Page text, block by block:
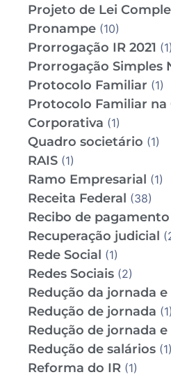
Projeto de Lei
Pronampe (10)
Prorrogação IR 2021 (1)
Prorrogação Simples
Protocolo Familiar (1)
Protocolo Familiar na
Corporativa (1)
Quadro societário (1)
RAIS (1)
Ramo Empresarial (1)
Receita Federal (38)
Recibo de pagamento
Recuperação judicial
Rede Social (1)
Redes Sociais (2)
Redução da jornada e
Redução de jornada (1)
Redução de jornada e
Redução de salários (1)
Reforma do IR (1)